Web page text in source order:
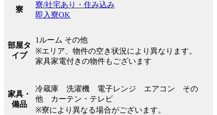
寮
寮/社宅あり・住み込み
即入寮OK
部屋タ
イプ
1ルーム その他
※エリア、物件の空き状況により異なります。
家具家電付きの物件もございます
家具・
備品
冷蔵庫 洗濯機 電子レンジ エアコン その
他 カーテン・テレビ
※寮により異なる場合がございます。